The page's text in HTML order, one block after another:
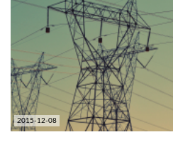
LATIMO.HU
GLOBOBOOK
2015-12-08